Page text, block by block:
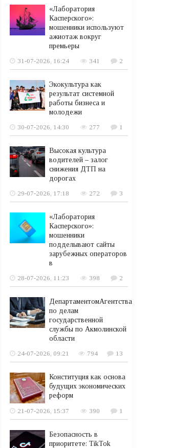
«Лаборатория
Касперского»:
мошенники используют
ажиотаж вокруг
премьеры
31-07-2026, 16:24
341 2
Экокультура как
результат системной
работы бизнеса и
молодежи
30-07-2026, 14:30
277 1
Высокая культура
водителей – залог
снижения ДТП на
дорогах
29-07-2026, 17:18
272 3
«Лаборатория
Касперского»:
мошенники
подделывают сайты
зарубежных операторов
в
28-07-2026, 11:23
398 2
ДепартаментомАгентства
по делам
государственной
службы по Акмолинской
области
24-07-2026, 09:21
794 13
Конституция как основа
будущих экономических
реформ
21-07-2026, 15:37
390 1
Безопасность в
приоритете: TikTok